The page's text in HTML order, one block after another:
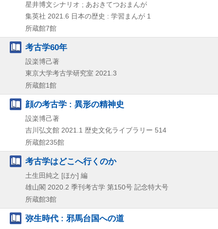
星井博文シナリオ ; あおきてつおまんが
集英社 2021.6 日本の歴史 : 学習まんが 1
所蔵館7館
考古学60年
設楽博己著
東京大学考古学研究室 2021.3
所蔵館1館
顔の考古学 : 異形の精神史
設楽博己著
吉川弘文館 2021.1 歴史文化ライブラリー 514
所蔵館235館
考古学はどこへ行くのか
土生田純之 [ほか] 編
雄山閣 2020.2 季刊考古学 第150号 記念特大号
所蔵館3館
弥生時代 : 邪馬台国への道